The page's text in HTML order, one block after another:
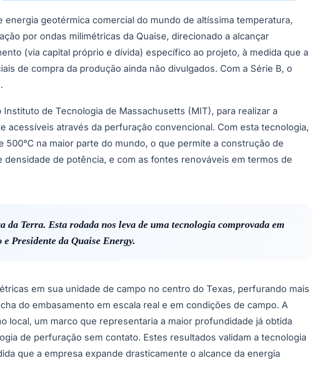
geotérmica comercial do mundo de altíssima temperatura,
por ondas milimétricas da Quaise, direcionado a alcançar
(via capital próprio e dívida) específico ao projeto, à medida que a
de compra da produção ainda não divulgados. Com a Série B, o
de Tecnologia de Massachusetts (MIT), para realizar a
através da perfuração convencional. Com esta tecnologia,
na maior parte do mundo, o que permite a construção de
de potência, e com as fontes renováveis ​​em termos de
Terra. Esta rodada nos leva de uma tecnologia comprovada em
Presidente da Quaise Energy.
em sua unidade de campo no centro do Texas, perfurando mais
do embasamento em escala real e em condições de campo. A
local, um marco que representaria a maior profundidade já obtida
de perfuração sem contato. Estes resultados validam a tecnologia
que a empresa expande drasticamente o alcance da energia